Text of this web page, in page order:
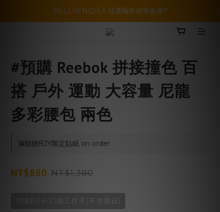
暑假活動登場!! SBG套裝超級優惠價，兩套以上再享免運哦!!
BELLKENIDEA 任選兩件就享免運!!!
暑假活動登場!! SBG套裝超級優惠價，兩套以上再享免運哦!!
#預購 Reebok 拼接撞色 百
搭 戶外 運動 大容量 尼龍
多彩腰包 兩色
滿額贈BJY限定貼紙 on order
NT$880 NT$1,380
預購約14-21個工作天(不含假日)